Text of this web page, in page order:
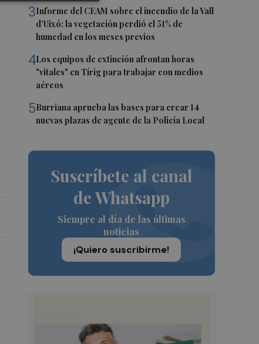
3Informe del CEAM sobre el incendio de la Vall
d'Uixó: la vegetación perdió el 51% de
humedad en los meses previos
4Los equipos de extinción afrontan horas
"vitales" en Tírig para trabajar con medios
aéreos
5Burriana aprueba las bases para crear 14
nuevas plazas de agente de la Policía Local
Suscríbete al canal
de Whatsapp
Siempre al día de las últimas
noticias
¡Quiero suscribirme!